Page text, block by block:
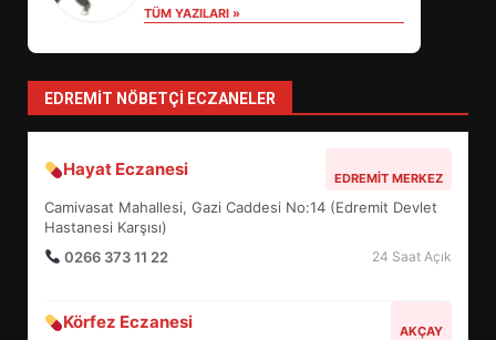
TÜM YAZILARI »
EDREMIT NÖBETÇI ECZANELER
Hayat Eczanesi EDREMIT MERKEZ
Camivasat Mahallesi, Gazi Caddesi No:14 (Edremit Devlet
Hastanesi Karşısı)
0266 373 11 22
24 Saat Açık
Körfez Eczanesi AKÇAY
4
5
BALIKESİR MÜZELERİNDE SÜRE
UZATILDI: NE DEĞİŞTİ?
TURNUVASI KAYITLARI NEYİ